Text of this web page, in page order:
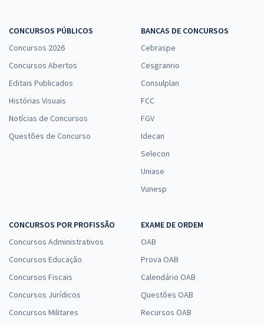
CONCURSOS PÚBLICOS
Concursos 2026
Concursos Abertos
Editais Publicados
Histórias Visuais
Notícias de Concursos
Questões de Concurso
BANCAS DE CONCURSOS
Cebraspe
Cesgranrio
Consulplan
FCC
FGV
Idecan
Selecon
Uniase
Vunesp
CONCURSOS POR PROFISSÃO
Concursos Administrativos
Concursos Educação
Concursos Fiscais
Concursos Jurídicos
Concursos Militares
EXAME DE ORDEM
OAB
Prova OAB
Calendário OAB
Questões OAB
Recursos OAB